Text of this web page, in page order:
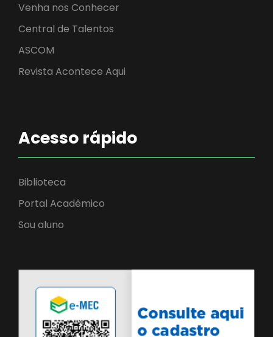
Venha nos Conhecer
Central de Talentos
ASCOM
Revista Acontece Aqui
Acesso rápido
Biblioteca
Portal Acadêmico
Sou aluno